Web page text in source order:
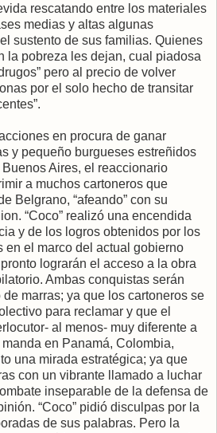
rescatando entre los materiales
medias y altas algunas
sustento de sus familias. Quienes
la pobreza les dejan, cual piadosa
pero al precio de volver
por el solo hecho de transitar
en procura de ganar
y pequeño burgueses estreñidos
Aires, el reaccionario
a muchos cartoneros que
Belgrano, “afeando” con su
“Coco” realizó una encendida
y de los logros obtenidos por los
en el marco del actual gobierno
lograrán el acceso a la obra
Ambas conquistas serán
de marras; ya que los cartoneros se
para reclamar y que el
al menos- muy diferente a
en Panamá, Colombia,
una mirada estratégica; ya que
con un vibrante llamado a luchar
inseparable de la defensa de
“Coco” pidió disculpas por la
de sus palabras. Pero la